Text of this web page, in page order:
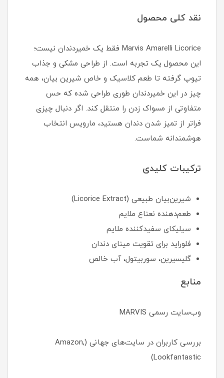
نقد کلی محصول
Marvis Amarelli Licorice فقط یک خمیردندان نیست؛
این محصول یک تجربه است. از طراحی مشکی و جذاب
تیوپ گرفته تا طعم کلاسیک و خاص شیرین بیان، همه
چیز در این خمیردندان طوری طراحی شده که حس
متفاوتی از مسواک زدن را منتقل کند. اگر دنبال چیزی
فراتر از تمیز شدن دندان هستید، مارویس انتخاب
هوشمندانه شماست.
ترکیبات کلیدی
شیرین‌بیان طبیعی (Licorice Extract)
طعم‌دهنده نعناع ملایم
سیلیکای سفیدکننده ملایم
فلوراید برای تقویت مینای دندان
گلیسیرین، سوربیتول، آب خالص
منابع
وب‌سایت رسمی MARVIS
بررسی کاربران در سایت‌های جهانی (Amazon,
Lookfantastic)